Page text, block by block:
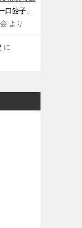
口餃子」
より
に